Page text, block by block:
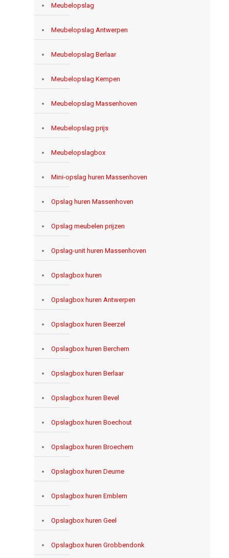
Meubelopslag
Meubelopslag Antwerpen
Meubelopslag Berlaar
Meubelopslag Kempen
Meubelopslag Massenhoven
Meubelopslag prijs
Meubelopslagbox
Mini-opslag huren Massenhoven
Opslag huren Massenhoven
Opslag meubelen prijzen
Opslag-unit huren Massenhoven
Opslagbox huren
Opslagbox huren Antwerpen
Opslagbox huren Beerzel
Opslagbox huren Berchem
Opslagbox huren Berlaar
Opslagbox huren Bevel
Opslagbox huren Boechout
Opslagbox huren Broechem
Opslagbox huren Deurne
Opslagbox huren Emblem
Opslagbox huren Geel
Opslagbox huren Grobbendonk